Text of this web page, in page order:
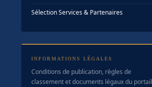
Sélection Services & Partenaires
INFORMATIONS LÉGALES
Conditions de publication, règles de
classement et documents légaux du portail